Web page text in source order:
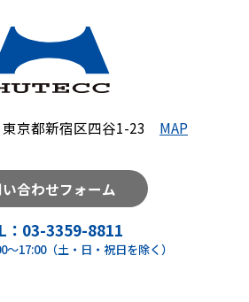
京都新宿区四谷1-23 MAP
合わせフォーム
03-3359-8811
17:00（土・日・祝日を除く）